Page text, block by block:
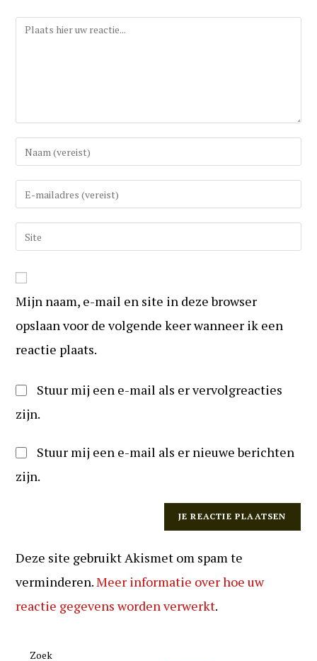
Reactie
Vul
uw
(gebruikers)naam
om
Vul
uw
e-
mail
om
te
reageren
Vul
uw
URL
in
(optioneel)
Mijn naam, e-mail en site in deze browser
opslaan voor de volgende keer wanneer ik een
reactie plaats.
Stuur mij een e-mail als er vervolgreacties
zijn.
Stuur mij een e-mail als er nieuwe berichten
zijn.
Deze site gebruikt Akismet om spam te
verminderen.Meer informatie over hoe uw
reactie gegevens worden verwerkt.
Zoek